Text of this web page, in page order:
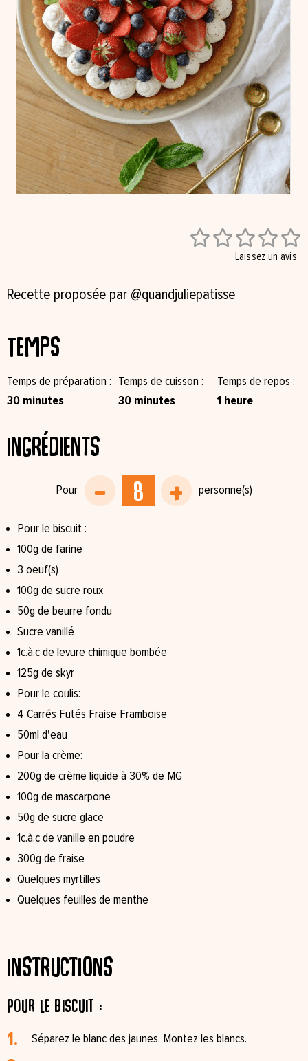

Laissez un avis
Recette proposée par @quandjuliepatisse
Temps
Temps de préparation
30 minutes
Temps de cuisson
30 minutes
Temps de repos
1 heure
Ingrédients
Pour le biscuit :
100g de farine
3 oeuf(s)
100g de sucre roux
50g de beurre fondu
Sucre vanillé
1c.à.c de levure chimique bombée
125g de skyr
Pour le coulis:
4 Carrés Futés Fraise Framboise
50ml d'eau
Pour la crème:
200g de crème liquide à 30% de MG
100g de mascarpone
50g de sucre glace
1c.à.c de vanille en poudre
300g de fraise
Quelques myrtilles
Quelques feuilles de menthe
Instructions
Pour le biscuit :
Séparez le blanc des jaunes. Montez les blancs.